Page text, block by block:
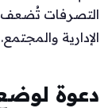
التصرفات تُضعف
الإدارية والمجتمع.
دعوة